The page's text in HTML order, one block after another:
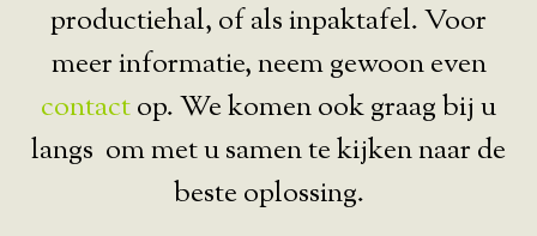
productiehal, of als inpaktafel. Voor
meer informatie, neem gewoon even
contactop. We komen ook graag bij u
langs om met u samen te kijken naar de
beste oplossing.